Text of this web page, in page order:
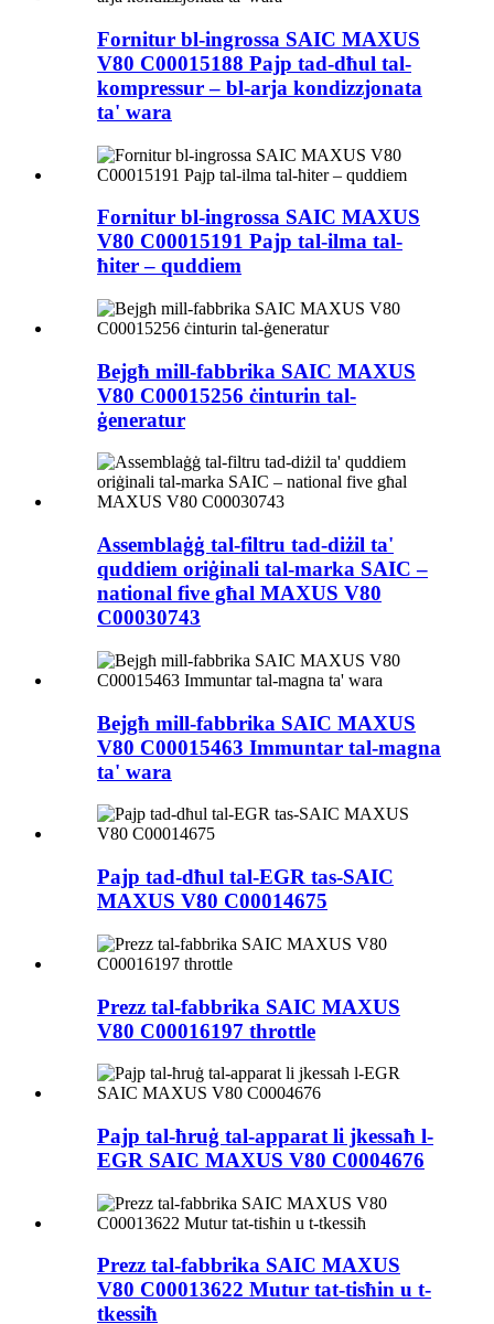
Fornitur bl-ingrossa SAIC MAXUS
V80 C00015188 Pajp tad-dħul tal-
kompressur – bl-arja kondizzjonata
ta' wara
Fornitur bl-ingrossa SAIC MAXUS
V80 C00015191 Pajp tal-ilma tal-
ħiter – quddiem
Bejgħ mill-fabbrika SAIC MAXUS
V80 C00015256 ċinturin tal-
ġeneratur
Assemblaġġ tal-filtru tad-diżil ta'
quddiem oriġinali tal-marka SAIC –
national five għal MAXUS V80
C00030743
Bejgħ mill-fabbrika SAIC MAXUS
V80 C00015463 Immuntar tal-magna
ta' wara
Pajp tad-dħul tal-EGR tas-SAIC
MAXUS V80 C00014675
Prezz tal-fabbrika SAIC MAXUS
V80 C00016197 throttle
Pajp tal-ħruġ tal-apparat li jkessaħ l-
EGR SAIC MAXUS V80 C0004676
Prezz tal-fabbrika SAIC MAXUS
V80 C00013622 Mutur tat-tisħin u t-
tkessiħ